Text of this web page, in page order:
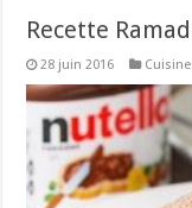
Recette
28 juin 2016 Cuisine